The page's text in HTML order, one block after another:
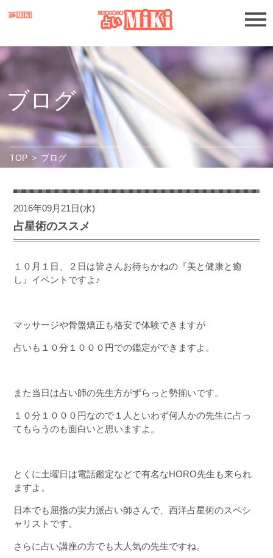
ブログ
TOP > ブログ
2016年09月21日(水)
占星術のススメ
１０月１日、２日は皆さんお待ちかねの『美と健康と癒
し』イベントですよ♪
マッサージや骨盤矯正も格安で体験できますが
占いも１０分１０００円での鑑定ができますよ。
また当日は占い師の先生方がずらっと勢揃いです。
１０分１０００円なので１人といわず何人かの先生に占っ
てもらうのも面白いと思いますよ。
とくに土曜日は電話鑑定などで有名なHORO先生も来られ
ますよ。
日本でも屈指の実力派占い師さんで、西洋占星術のスペシ
ャリストです。
さらに占い講座の方でも大人気の先生ですね。